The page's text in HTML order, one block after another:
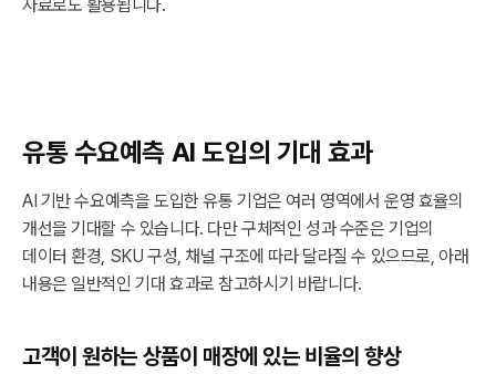
자료로도 활용됩니다.
유통 수요예측 AI 도입의 기대 효과
AI 기반 수요예측을 도입한 유통 기업은 여러 영역에서 운영 효율의
개선을 기대할 수 있습니다. 다만 구체적인 성과 수준은 기업의
데이터 환경, SKU 구성, 채널 구조에 따라 달라질 수 있으므로, 아래
내용은 일반적인 기대 효과로 참고하시기 바랍니다.
고객이 원하는 상품이 매장에 있는 비율의 향상